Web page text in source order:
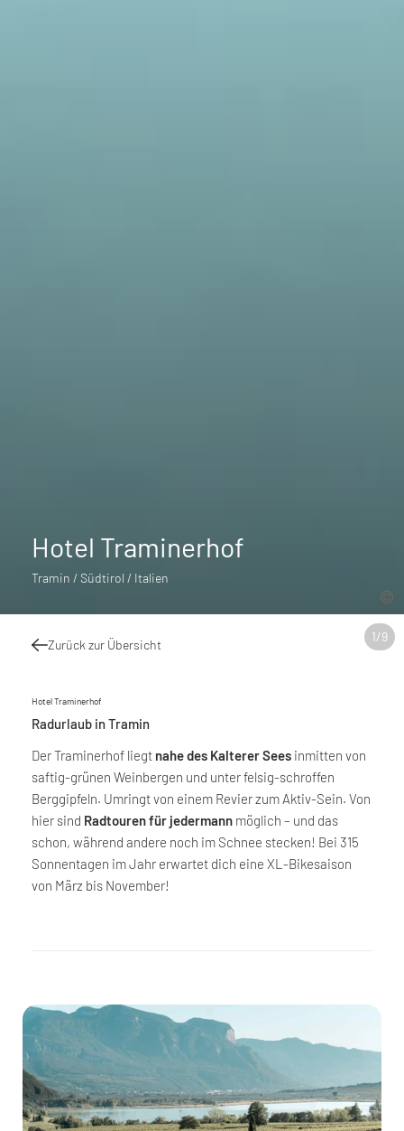
1/9
Hotel Traminerhof
Tramin / Südtirol / Italien
Zurück zur Übersicht
Hotel Traminerhof
Radurlaub in Tramin
Der Traminerhof liegt nahe des Kalterer Sees inmitten von
saftig-grünen Weinbergen und unter felsig-schroffen
Berggipfeln. Umringt von einem Revier zum Aktiv-Sein. Von
hier sind Radtouren für jedermann möglich – und das
schon, während andere noch im Schnee stecken! Bei 315
Sonnentagen im Jahr erwartet dich eine XL-Bikesaison
von März bis November!